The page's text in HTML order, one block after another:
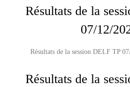
Résultats de la
07/12/
Résultats de la session DELF TP
Résultats de la